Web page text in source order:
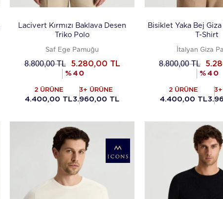
Lacivert Kırmızı Baklava Desen
Triko Polo
Saf Ege Pamuğu
8.800,00TL 5.280,00 TL
% 40
2 ÜRÜNE
4.400,00 TL
3+ ÜRÜNE
3.960,00 TL
Bisiklet Yaka Bej
T-Shirt
İtalyan Giza
8.800,00TL
%40
2 ÜRÜNE
4.400,00 TL
3+